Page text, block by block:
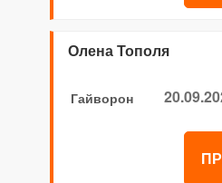
Олена Тополя
Гайворон